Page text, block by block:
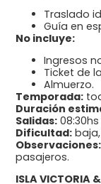
Traslado
Guía en
No incluye:
Ingresos
Ticket de
Almuerzo.
Temporada:
Duración
Salidas: 08:30hs
Dificultad:
Observaciones:
pasajeros.
ISLA VICTORIA